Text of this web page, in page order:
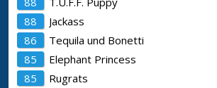
88
Jackass
86
Tequila und Bonetti
85
Elephant Princess
85
Rugrats